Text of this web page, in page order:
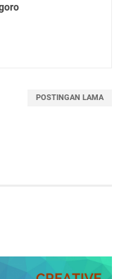
POSTINGAN LAMA